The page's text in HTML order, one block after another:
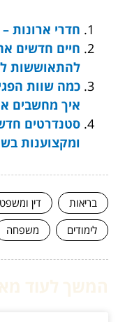
חדרי ארונות
חיים חדשים
להתאוששות
כמה שוות
איך מחשבים
סטנדרטים
ומקצוענות
בריאות דין ומשפט
לימודים
משפחה